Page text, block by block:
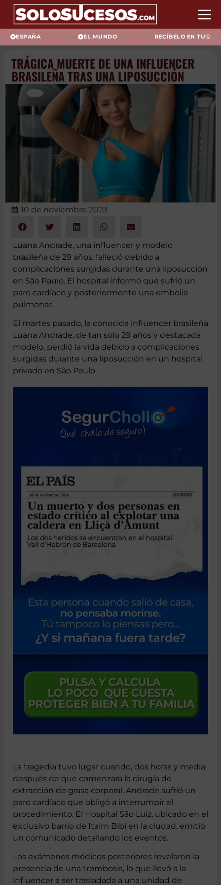
ESPAÑA EL MUNDO RECÍBELO EN TU
TRÁGICA MUERTE DE UNA INFLUENCER
BRASILEÑA TRAS UNA LIPOSUCCIÓN
10 de noviembre 2023
Luana Andrade, una influencer y modelo
brasileña de 29 años, falleció debido a
complicaciones surgidas durante una liposucción
en São Paulo. El hospital informó que sufrió un
paro cardíaco y posteriormente una embolia
pulmonar.
El martes pasado, la conocida influencer brasileña
Luana Andrade, de tan solo 29 años y destacada
modelo, perdió la vida debido a complicaciones
surgidas durante una liposucción en un hospital
privado en São Paulo.
La tragedia tuvo lugar cuando, dos horas y media
después de que comenzara la cirugía de
extracción de grasa corporal, Andrade sufrió un
paro cardíaco que obligó a interrumpir el
procedimiento. El Hospital São Luiz, ubicado en el
exclusivo barrio de Itaim Bibi en la ciudad, emitió
un comunicado detallando los eventos.
Los exámenes médicos posteriores revelaron la
presencia de una trombosis, lo que llevó a la
influencer a ser trasladada a una unidad de